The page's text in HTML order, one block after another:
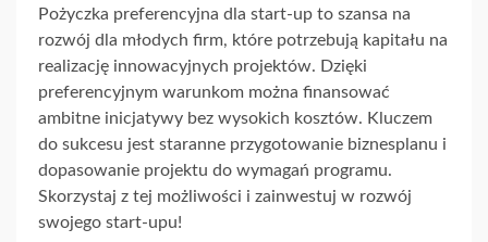
Pożyczka preferencyjna dla start-up to szansa na
rozwój dla młodych firm, które potrzebują kapitału na
realizację innowacyjnych projektów. Dzięki
preferencyjnym warunkom można finansować
ambitne inicjatywy bez wysokich kosztów. Kluczem
do sukcesu jest staranne przygotowanie biznesplanu i
dopasowanie projektu do wymagań programu.
Skorzystaj z tej możliwości i zainwestuj w rozwój
swojego start-upu!